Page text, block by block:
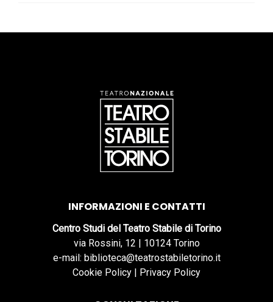
INFORMAZIONI E CONTATTI
Centro Studi del Teatro Stabile di Torino
via Rossini, 12 | 10124 Torino
e-mail: biblioteca@teatrostabiletorino.it
Cookie Policy | Privacy Policy